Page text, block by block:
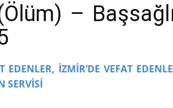
–
EDENLER, İZMİR’DE VEFAT
SERVİSİ